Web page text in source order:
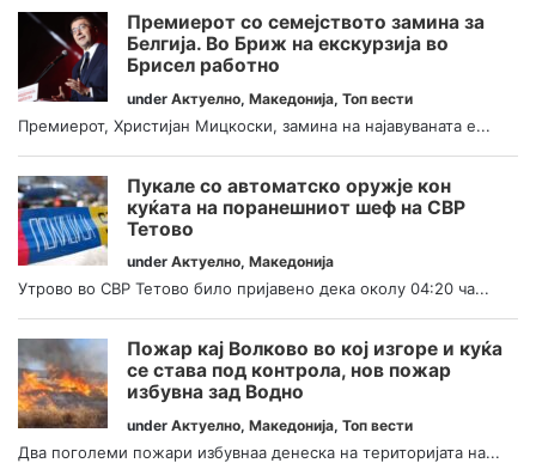
Премиерот со семејството замина за
Белгија. Во Бриж на екскурзија во
Брисел работно
under Актуелно, Македонија, Топ вести
Премиерот, Христијан Мицкоски, замина на најавуваната е...
Пукале со автоматско оружје кон
куќата на поранешниот шеф на СВР
Тетово
under Актуелно, Македонија
Утрово во СВР Тетово било пријавено дека околу 04:20 ча...
Пожар кај Волково во кој изгоре и куќа
се става под контрола, нов пожар
избувна зад Водно
under Актуелно, Македонија, Топ вести
Два поголеми пожари избувнаа денеска на територијата на...